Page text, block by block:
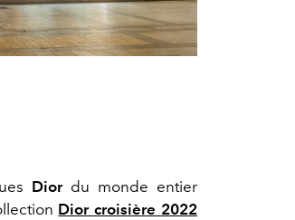
Diordu monde entier
Dior croisière 2022